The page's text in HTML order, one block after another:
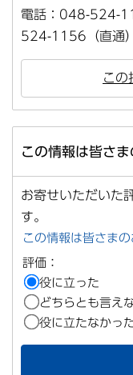
電話：048-524-
524-1156（直通
この
この情報は皆さ
お寄せいただいた
す。
この情報は皆さま
評価：
役に立った
どちらとも言え
役に立たなかっ